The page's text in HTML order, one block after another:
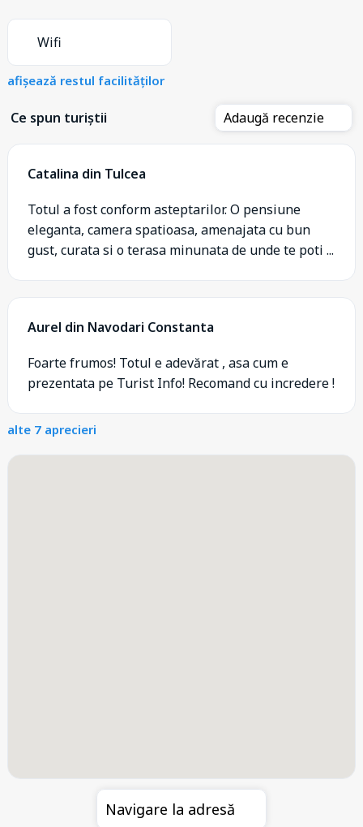
Wifi
afișează restul facilităților
Ce spun turiștii Adaugă recenzie
Catalina din Tulcea
Totul a fost conform asteptarilor. O pensiune
eleganta, camera spatioasa, amenajata cu bun
gust, curata si o terasa minunata de unde te poti ...
Aurel din Navodari Constanta
Foarte frumos! Totul e adevărat , asa cum e
prezentata pe Turist Info! Recomand cu incredere !
alte 7 aprecieri
Navigare la adresă